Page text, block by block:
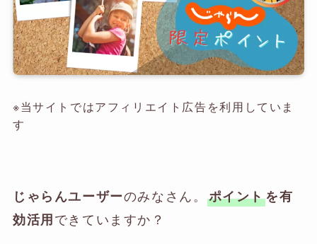
※当サイトではアフィリエイト広告を利用していま
す
じゃらんユーザーのみなさん。 ポイントを有
効活用できていますか？